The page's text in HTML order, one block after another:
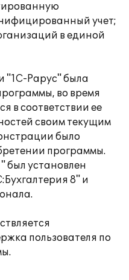
учет;
в единой
"1С-Рарус" была
во время
в соответствии ее
своим текущим
было
программы.
был установлен
8" и
пользователя по